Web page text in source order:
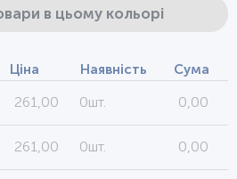
в цьому кольорі
Ціна Наявність Сума
261,00 0шт. 0,00
261,00 0шт. 0,00